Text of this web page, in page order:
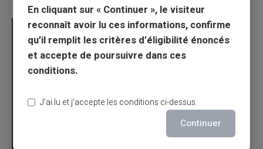
En cliquant sur « Continuer », le visiteur
reconnaît avoir lu ces informations, confirme
qu’il remplit les critères d’éligibilité énoncés
et accepte de poursuivre dans ces
conditions.
J’ai lu et j’accepte les conditions ci-dessus.
Continuer